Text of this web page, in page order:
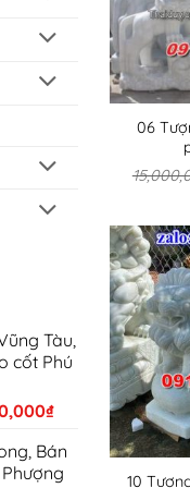
Tàu,
cốt Phú
₫Giá
tại
là:
Bán
06
10